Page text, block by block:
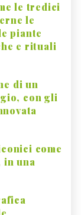
le tredici
le
piante
e rituali
di un
con gli
come
in una